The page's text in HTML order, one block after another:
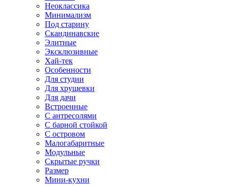
Неоклассика
Минимализм
Под старину
Скандинавские
Элитные
Эксклюзивные
Хай-тек
Особенности
Для студии
Для хрущевки
Для дачи
Встроенные
С антресолями
С барной стойкой
С островом
Малогабаритные
Модульные
Скрытые ручки
Размер
Мини-кухни